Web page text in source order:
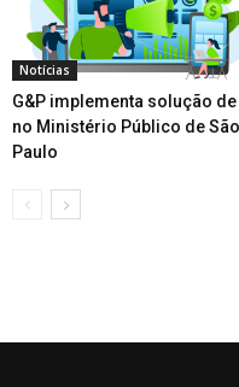
Notícias
G&P implementa solução de
no Ministério Público de São
Paulo